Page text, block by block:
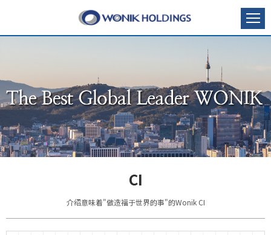
CI
介绍意味着"做造福于世界的事"的Wonik CI